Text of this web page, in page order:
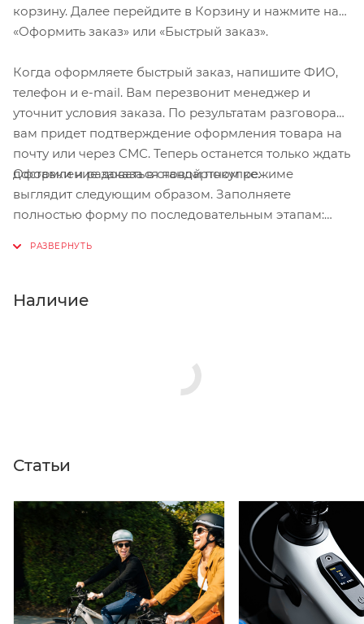
корзину. Далее перейдите в Корзину и нажмите на
«Оформить заказ» или «Быстрый заказ».
Когда оформляете быстрый заказ, напишите ФИО,
телефон и e-mail. Вам перезвонит менеджер и
уточнит условия заказа. По результатам разговора
вам придет подтверждение оформления товара на
почту или через СМС. Теперь останется только ждать
доставки и радоваться новой покупке.
Оформление заказа в стандартном режиме
выглядит следующим образом. Заполняете
полностью форму по последовательным этапам:
Нажмите кнопку «Оформить заказ».
Наличие
Статьи